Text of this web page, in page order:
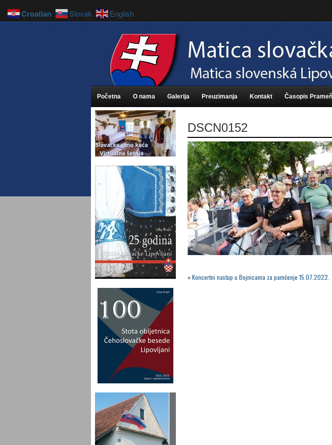
Početna O nama Galerija Preuzimanja Kontakt Časopis Prameň
DSCN0152
«Koncertni nastup u Bojnicama za pamćenje 15.07.2022.
Croatian Slovak English